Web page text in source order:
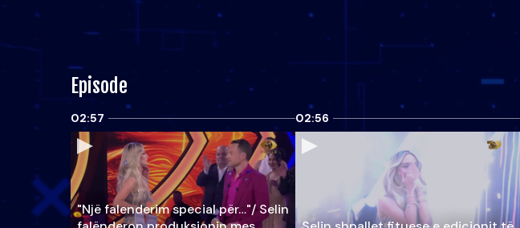
Episode
02:57
"Një falenderim special për…"/ Selin
02:56